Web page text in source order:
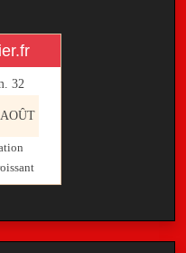
32
AOÛT